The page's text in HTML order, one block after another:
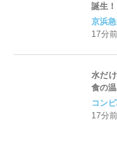
誕生！
京浜
17分前
水だ
食の
ょー
コン
17分前